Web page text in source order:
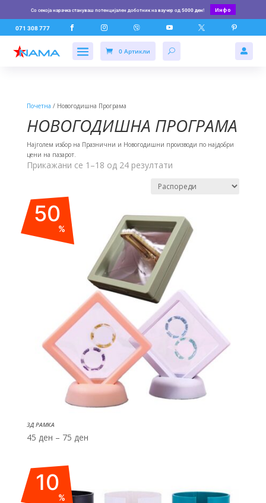
Со секоја нарачка стануваш потенцијален доботник на ваучер од 5000 ден! Инфо
071 308 777      
0 Артикли 
Почетна / Новогодишна Програма
НОВОГОДИШНА ПРОГРАМА
Најголем избор на Празнични и Новогодишни производи по најдобри
цени на пазарот.
Прикажани се 1–18 од 24 резултати
50
%
3Д РАМКА
45 ден – 75 денPrice
75 ден
10
%